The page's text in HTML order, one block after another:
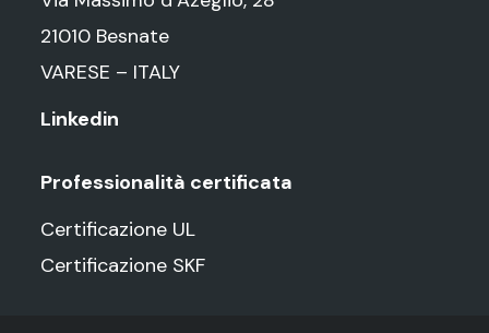
21010 Besnate
VARESE – ITALY
Linkedin
Professionalità certificata
Certificazione UL
Certificazione SKF